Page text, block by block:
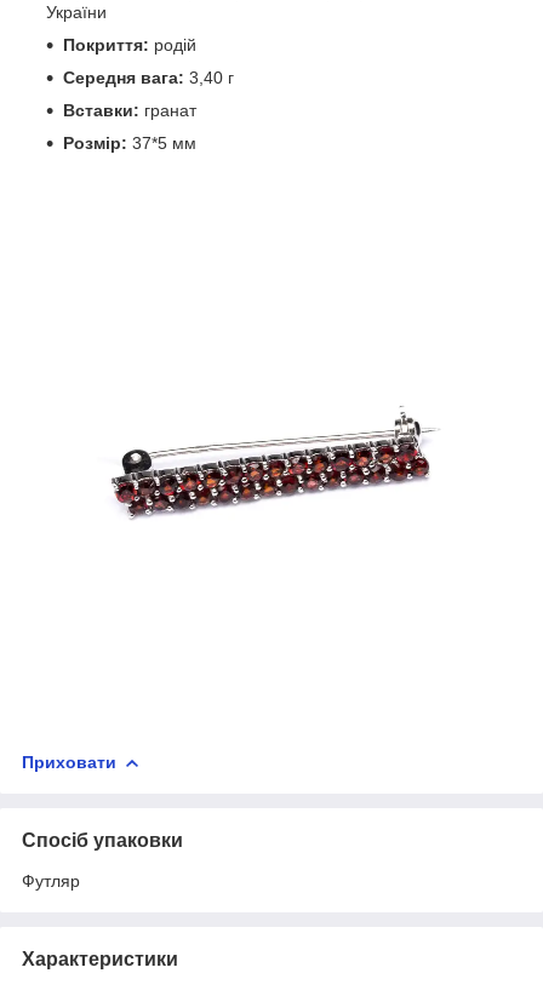
України
Покриття: родій
Середня вага: 3,40 г
Вставки: гранат
Розмір: 37*5 мм
Приховати
Спосіб упаковки
Футляр
Характеристики